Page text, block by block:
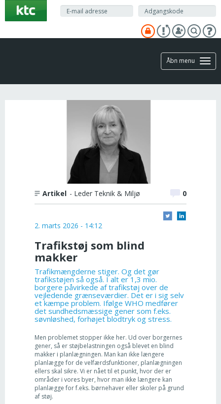
hovedindhold
Åbn menu
Artikel - Leder Teknik & Miljø 0
2. marts 2026 - 14:12
Trafikstøj som blind
makker
Trafikmængderne stiger. Og det gør
trafikstøjen så også. I alt er 1,3 mio.
borgere påvirkede af trafikstøj over de
vejledende grænseværdier. Det er i sig selv
et kæmpe problem. Ifølge WHO medfører
det sundhedsmæssige gener som f.eks.
søvnløshed, forhøjet blodtryk og stress.
Men problemet stopper ikke her. Ud over borgernes
gener, så er støjbelastningen også blevet en blind
makker i planlægningen. Man kan ikke længere
planlægge for de velfærdsfunktioner, planlægningen
ellers skal sikre. Vi er nået til et punkt, hvor der er
områder i vores byer, hvor man ikke længere kan
planlægge for f.eks. børnehaver eller skoler på grund
af støj.